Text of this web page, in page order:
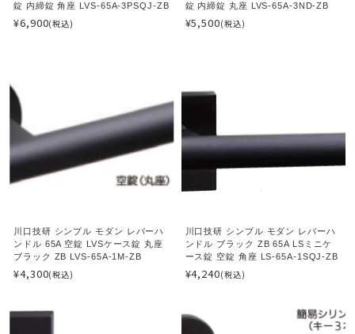
錠 内締錠 角座 LVS-65A-3PSQJ-ZB
¥6,900(税込)
錠 内締錠 丸座 LVS-65A-3ND-ZB
¥5,500(税込)
川口技研 シンプル モダン レバーハ
ンドル 65A 空錠 LVSケース錠 丸座
ブラック ZB LVS-65A-1M-ZB
¥4,300(税込)
川口技研 シンプル モダン レバーハ
ンドル ブラック ZB 65A LSミニケ
ース錠 空錠 角座 LS-65A-1SQJ-ZB
¥4,240(税込)